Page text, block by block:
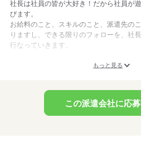
就業先も住んでいるところも入社時期も
が仲が良かったり、強制ではなく自発的
てみたり、入社式や研究発表会をやって
りイベントに行ってみたり…先輩・後輩
から、就業先企業から「新人でもOK！」
社長は社員の皆が大好き！だから社員が
びます。
お給料のこと、スキルのこと、派遣先の
りますし、できる限りのフォローを、社
行なっていきます。
なんだかちょっと、おもしろそうな会社
一緒にお仕事できることを楽しみにしてい
もっと見る
この派遣会社に応